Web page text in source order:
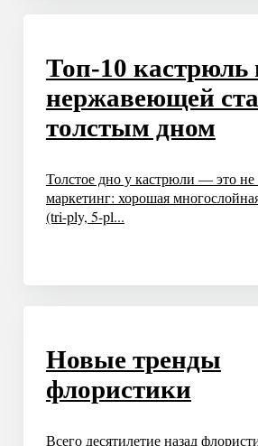
Топ-10 кастрюль
нержавеющей
толстым дном
Толстое дно у кастрюли — это не
маркетинг: хорошая
(tri-ply, 5-pl...
Новые тренды
флористики
Всего десятилетие назад